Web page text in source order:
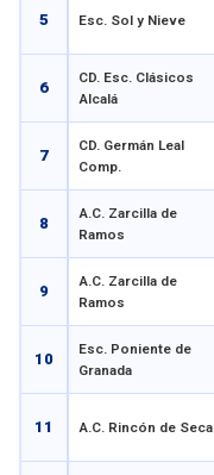
5 Esc. Sol y Nieve
6
CD. Esc. Clásicos
Alcalá
7
CD. Germán Leal
Comp.
8
A.C. Zarcilla de
Ramos
9
A.C. Zarcilla de
Ramos
10
Esc. Poniente de
Granada
11 A.C. Rincón de Seca